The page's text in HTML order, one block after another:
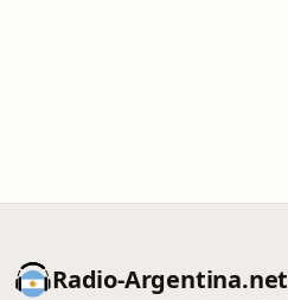
Radio-Argentina.net